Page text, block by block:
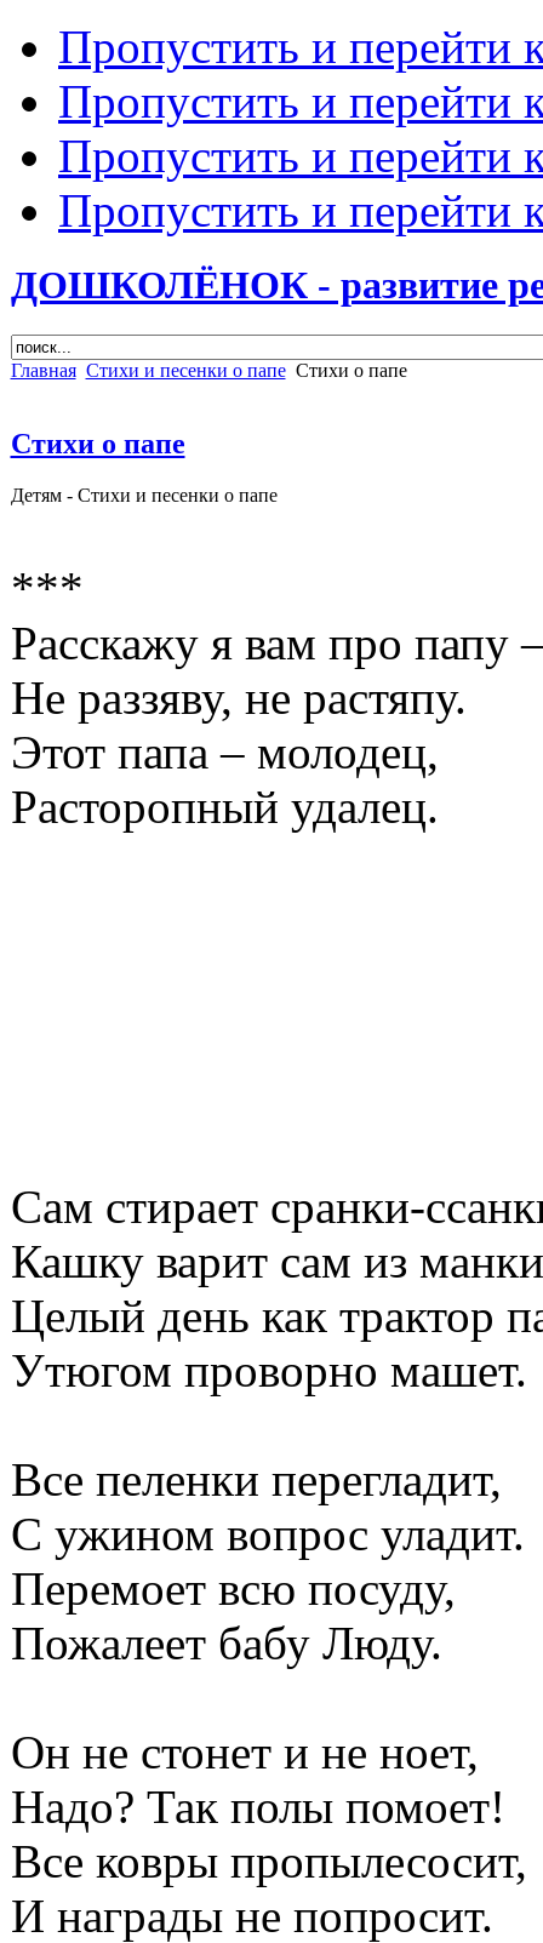
Пропустить и перейти
Пропустить и перейти
Пропустить и перейти
Пропустить и перейти
ДОШКОЛЁНОК - развитие
Главная Стихи и песенки о папе Стихи о папе
Стихи о папе
Детям - Стихи и песенки о папе
***
Расскажу я вам про папу
Не раззяву, не растяпу.
Этот папа – молодец,
Расторопный удалец.
Сам стирает сранки-
Кашку варит сам из
Целый день как трактор
Утюгом проворно машет.
Все пеленки перегладит,
С ужином вопрос уладит.
Перемоет всю посуду,
Пожалеет бабу Люду.
Он не стонет и не ноет,
Надо? Так полы помоет!
Все ковры пропылесосит,
И награды не попросит.